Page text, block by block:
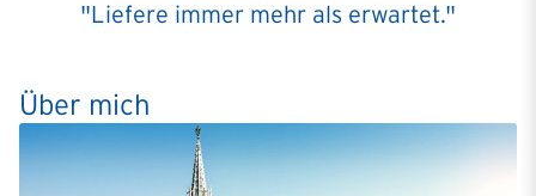
"Liefere immer mehr als erwartet."
Über mich